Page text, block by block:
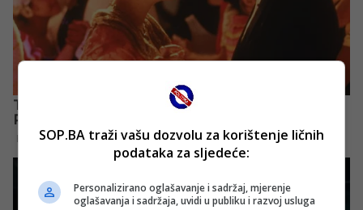
SOP.BA traži vašu dozvolu za korištenje ličnih
podataka za sljedeće:
Personalizirano oglašavanje i sadržaj, mjerenje
oglašavanja i sadržaja, uvidi u publiku i razvoj usluga